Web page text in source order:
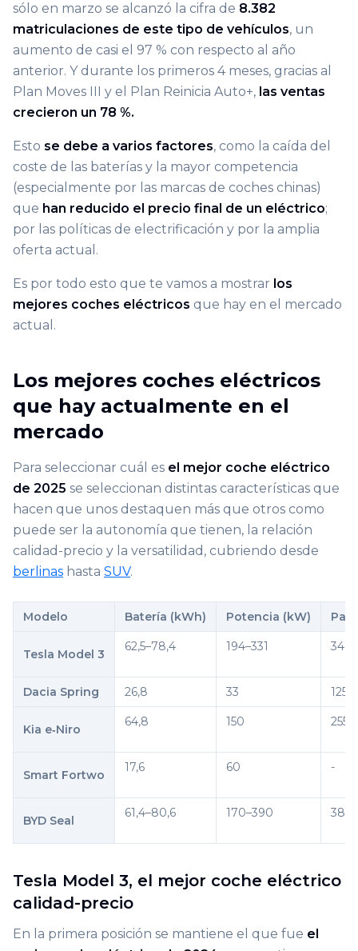
sólo en marzo se alcanzó la cifra de 8.382
matriculaciones de este tipo de vehículos, un
aumento de casi el 97 % con respecto al año
anterior. Y durante los primeros 4 meses, gracias al
Plan Moves III y el Plan Reinicia Auto+, las ventas
crecieron un 78 %.
Esto se debe a varios factores, como la caída del
coste de las baterías y la mayor competencia
(especialmente por las marcas de coches chinas)
que han reducido el precio final de un eléctrico;
por las políticas de electrificación y por la amplia
oferta actual.
Es por todo esto que te vamos a mostrar los
mejores coches eléctricos que hay en el mercado
actual.
Los mejores coches eléctricos
que hay actualmente en el
mercado
Para seleccionar cuál es el mejor coche eléctrico
de 2025 se seleccionan distintas características que
hacen que unos destaquen más que otros como
puede ser la autonomía que tienen, la relación
calidad-precio y la versatilidad, cubriendo desde
berlinas hasta SUV.
Modelo Batería (kWh) Potencia (kW) Par
Tesla Model 3
62,5–78,4 194–331
Dacia Spring 26,8 33 125
Kia e‑Niro
64,8 150 255
Smart Fortwo
17,6 60 -
BYD Seal
61,4–80,6 170–390
Tesla Model 3, el mejor coche eléctrico
calidad-precio
En la primera posición se mantiene el que fue el